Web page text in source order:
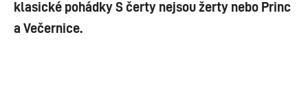
klasické pohádky S čerty nejsou žerty nebo Princ
a Večernice.